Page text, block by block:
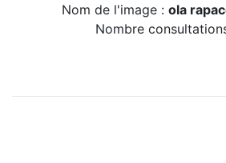
Nom de l'image : ola
Nombre